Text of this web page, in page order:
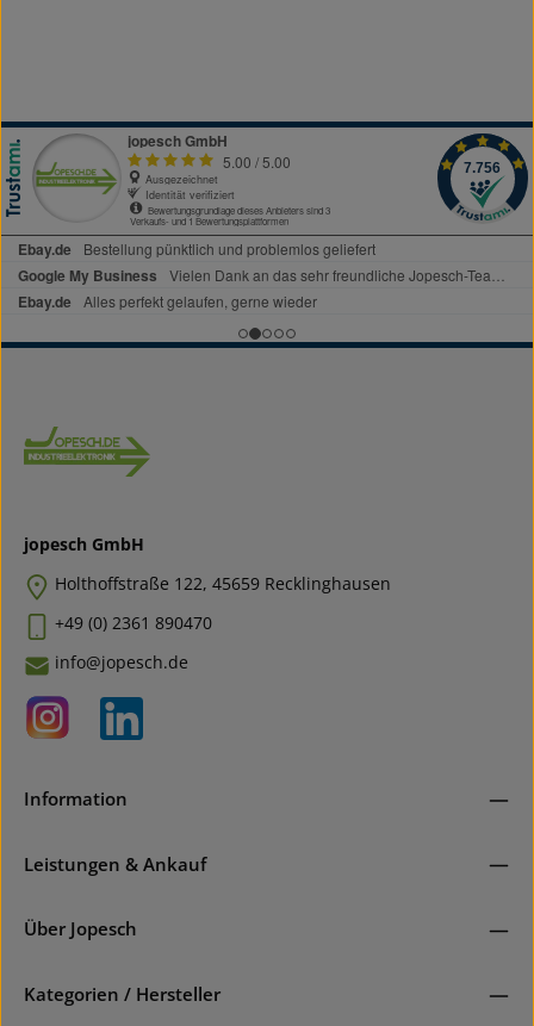
jopesch GmbH
Holthoffstraße 122, 45659 Recklinghausen
+49 (0) 2361 890470
info@jopesch.de
Information
Leistungen & Ankauf
Über Jopesch
Kategorien / Hersteller